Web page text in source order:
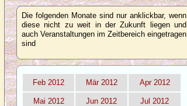
Die folgenden Monate sind nur anklickbar, wenn
diese nicht zu weit in der Zukunft liegen und
auch Veranstaltungen im Zeitbereich eingetragen
sind
Feb 2012 Mär 2012 Apr 2012
Mai 2012 Jun 2012 Jul 2012